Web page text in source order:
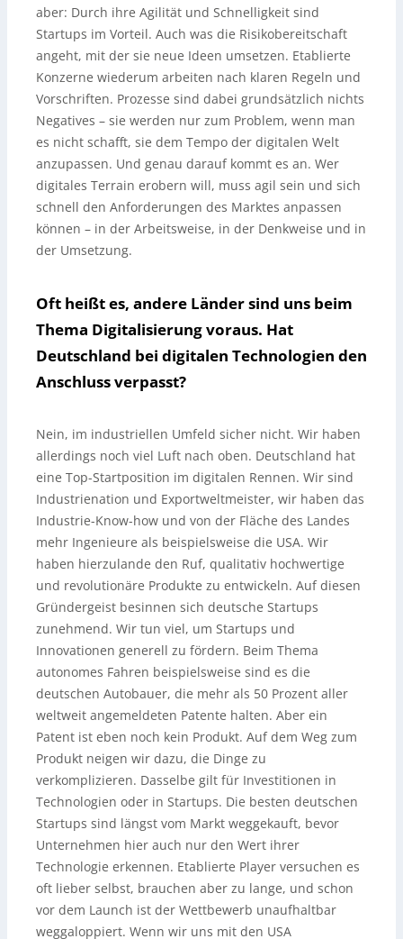
aber: Durch ihre Agilität und Schnelligkeit sind
Startups im Vorteil. Auch was die Risikobereitschaft
angeht, mit der sie neue Ideen umsetzen. Etablierte
Konzerne wiederum arbeiten nach klaren Regeln und
Vorschriften. Prozesse sind dabei grundsätzlich nichts
Negatives – sie werden nur zum Problem, wenn man
es nicht schafft, sie dem Tempo der digitalen Welt
anzupassen. Und genau darauf kommt es an. Wer
digitales Terrain erobern will, muss agil sein und sich
schnell den Anforderungen des Marktes anpassen
können – in der Arbeitsweise, in der Denkweise und in
der Umsetzung.
Oft heißt es, andere Länder sind uns beim
Thema Digitalisierung voraus. Hat
Deutschland bei digitalen Technologien den
Anschluss verpasst?
Nein, im industriellen Umfeld sicher nicht. Wir haben
allerdings noch viel Luft nach oben. Deutschland hat
eine Top-Startposition im digitalen Rennen. Wir sind
Industrienation und Exportweltmeister, wir haben das
Industrie-Know-how und von der Fläche des Landes
mehr Ingenieure als beispielsweise die USA. Wir
haben hierzulande den Ruf, qualitativ hochwertige
und revolutionäre Produkte zu entwickeln. Auf diesen
Gründergeist besinnen sich deutsche Startups
zunehmend. Wir tun viel, um Startups und
Innovationen generell zu fördern. Beim Thema
autonomes Fahren beispielsweise sind es die
deutschen Autobauer, die mehr als 50 Prozent aller
weltweit angemeldeten Patente halten. Aber ein
Patent ist eben noch kein Produkt. Auf dem Weg zum
Produkt neigen wir dazu, die Dinge zu
verkomplizieren. Dasselbe gilt für Investitionen in
Technologien oder in Startups. Die besten deutschen
Startups sind längst vom Markt weggekauft, bevor
Unternehmen hier auch nur den Wert ihrer
Technologie erkennen. Etablierte Player versuchen es
oft lieber selbst, brauchen aber zu lange, und schon
vor dem Launch ist der Wettbewerb unaufhaltbar
weggaloppiert. Wenn wir uns mit den USA